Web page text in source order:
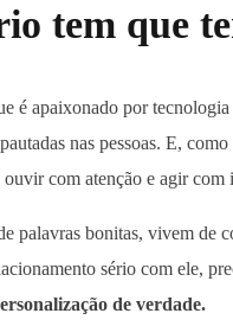
tem que
é apaixonado por
nas pessoas. E,
com atenção e agir com
palavras bonitas, vivem de
sério com ele,
de verdade.